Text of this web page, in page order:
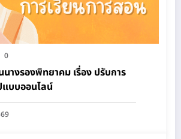
0
นางรองพิทยาคม เรื่อง ปรับการ
แบบออนไลน์